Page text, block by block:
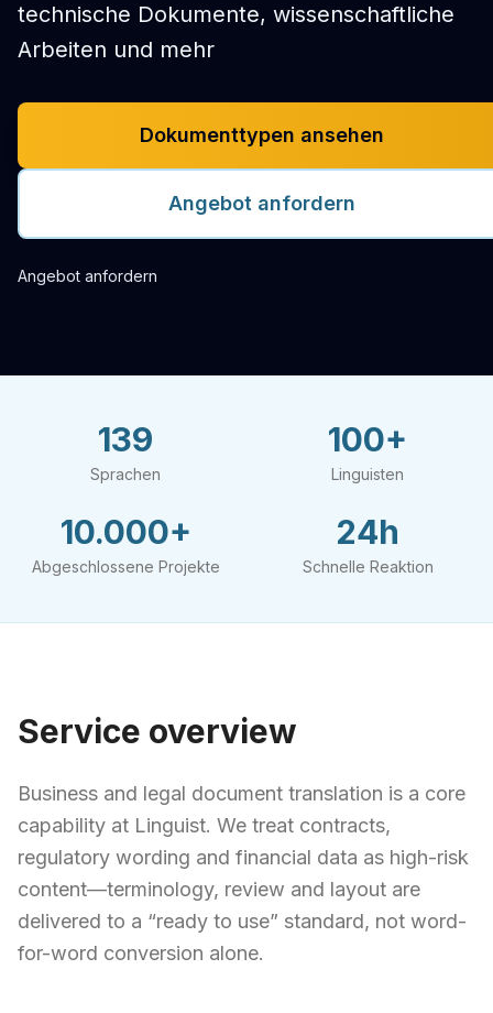
technische Dokumente, wissenschaftliche
Arbeiten und mehr
Dokumenttypen ansehen
Angebot anfordern
Angebot anfordern
139
Sprachen
100+
Linguisten
10.000+
Abgeschlossene Projekte
24h
Schnelle Reaktion
Service overview
Business and legal document translation is a core
capability at Linguist. We treat contracts,
regulatory wording and financial data as high-risk
content—terminology, review and layout are
delivered to a “ready to use” standard, not word-
for-word conversion alone.